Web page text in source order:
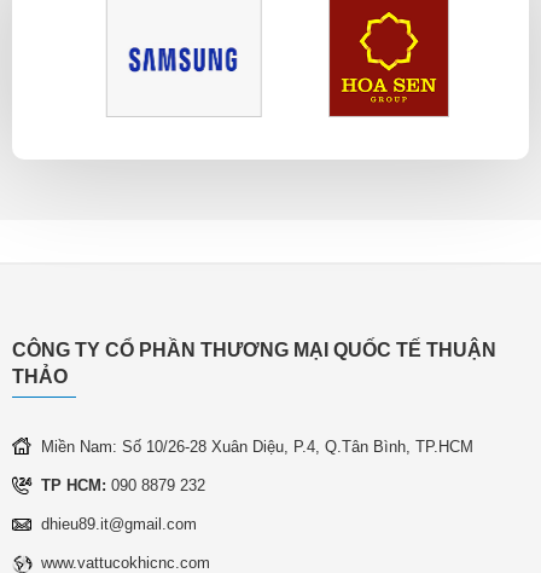
CÔNG TY CỔ PHẦN THƯƠNG MẠI QUỐC TẾ THUẬN
THẢO
Miền Nam: Số 10/26-28 Xuân Diệu, P.4, Q.Tân Bình, TP.HCM
TP HCM: 090 8879 232
dhieu89.it@gmail.com
www.vattucokhicnc.com